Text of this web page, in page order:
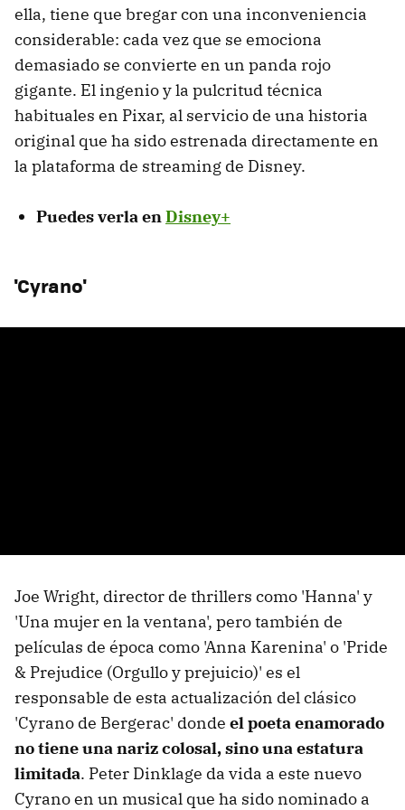
ella, tiene que bregar con una inconveniencia
considerable: cada vez que se emociona
demasiado se convierte en un panda rojo
gigante. El ingenio y la pulcritud técnica
habituales en Pixar, al servicio de una historia
original que ha sido estrenada directamente en
la plataforma de streaming de Disney.
Puedes verla enDisney+
'Cyrano'
Joe Wright, director de thrillers como 'Hanna' y
'Una mujer en la ventana', pero también de
películas de época como 'Anna Karenina' o 'Pride
& Prejudice (Orgullo y prejuicio)' es el
responsable de esta actualización del clásico
'Cyrano de Bergerac' donde el poeta enamorado
no tiene una nariz colosal, sino una estatura
limitada. Peter Dinklage da vida a este nuevo
Cyrano en un musical que ha sido nominado a